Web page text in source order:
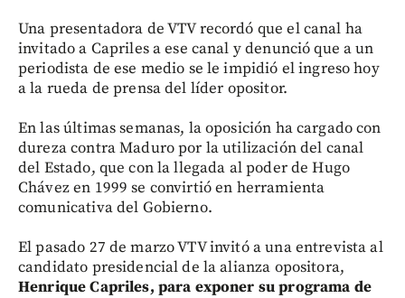
Una presentadora de VTV recordó que el canal ha
invitado a Capriles a ese canal y denunció que a un
periodista de ese medio se le impidió el ingreso hoy
a la rueda de prensa del líder opositor.
En las últimas semanas, la oposición ha cargado con
dureza contra Maduro por la utilización del canal
del Estado, que con la llegada al poder de Hugo
Chávez en 1999 se convirtió en herramienta
comunicativa del Gobierno.
El pasado 27 de marzo VTV invitó a una entrevista al
candidato presidencial de la alianza opositora,
Henrique Capriles, para exponer su programa de